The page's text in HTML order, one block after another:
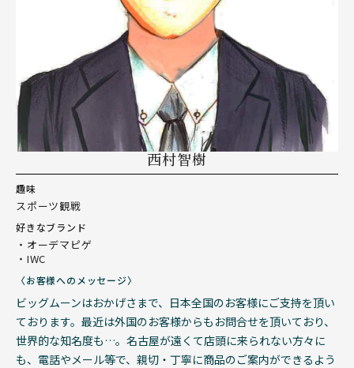
西村智樹
趣味
スポーツ観戦
好きなブランド
・オーデマピゲ
・IWC
〈お客様へのメッセージ〉
ビッグムーンはおかげさまで、日本全国のお客様にご支持を頂い
ております。最近は外国のお客様からもお問合せを頂いており、
世界的な知名度も…。名古屋が遠くて店頭に来られない方々に
も、電話やメール等で、親切・丁寧に商品のご案内ができるよう